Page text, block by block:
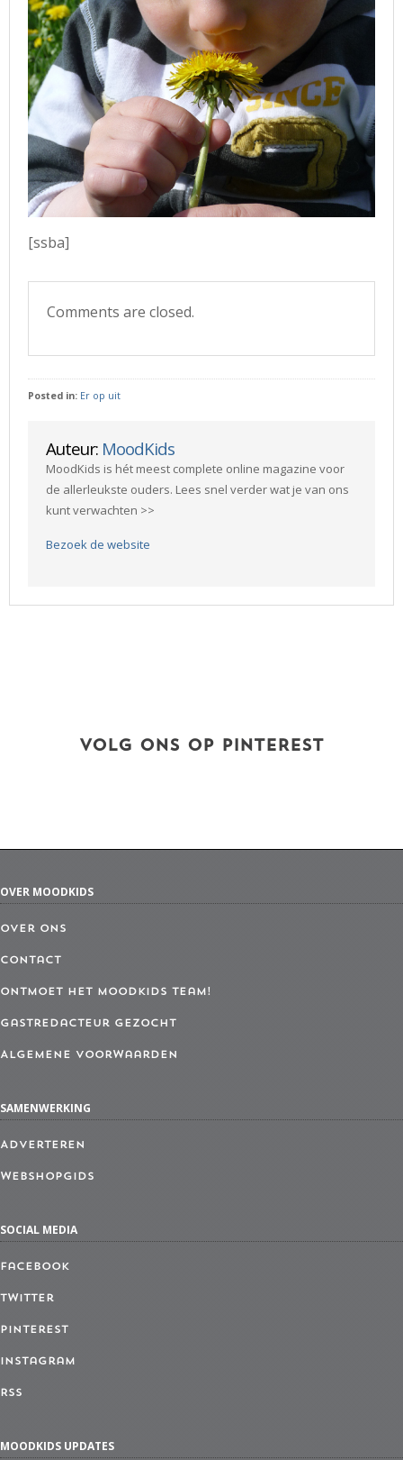
[ssba]
Comments are closed.
Posted in: Er op uit
Auteur: MoodKids
MoodKids is hét meest complete online magazine voor
de allerleukste ouders. Lees snel verder wat je van ons
kunt verwachten >>
Bezoek de website
VOLG ONS OP PINTEREST
OVER MOODKIDS
Over ons
Contact
Ontmoet het MoodKids Team!
Gastredacteur gezocht
Algemene Voorwaarden
SAMENWERKING
Adverteren
Webshopgids
SOCIAL MEDIA
Facebook
Twitter
Pinterest
Instagram
RSS
MOODKIDS UPDATES